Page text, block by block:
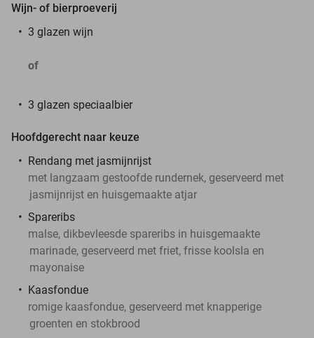
Wijn- of bierproeverij
3 glazen wijn
of
3 glazen speciaalbier
Hoofdgerecht naar keuze
Rendang met jasmijnrijst
met langzaam gestoofde rundernek, geserveerd met
jasmijnrijst en huisgemaakte atjar
Spareribs
malse, dikbevleesde spareribs in huisgemaakte
marinade, geserveerd met friet, frisse koolsla en
mayonaise
Kaasfondue
romige kaasfondue, geserveerd met knapperige
groenten en stokbrood